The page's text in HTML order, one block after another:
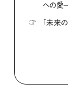
への愛
☞
「未来